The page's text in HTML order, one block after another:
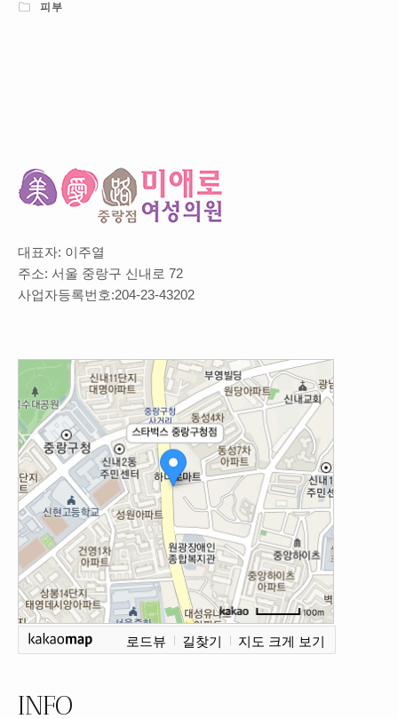
피부
대표자: 이주열
주소: 서울 중랑구 신내로 72
사업자등록번호:204-23-43202
로드뷰 길찾기 지도 크게 보기
INFO